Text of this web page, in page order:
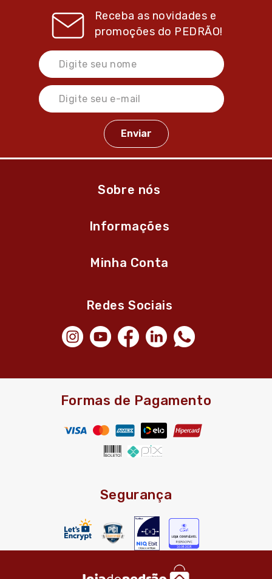
Receba as novidades e
promoções do PEDRÃO!
Sobre nós
Informações
Minha Conta
Redes Sociais
Formas de Pagamento
Segurança